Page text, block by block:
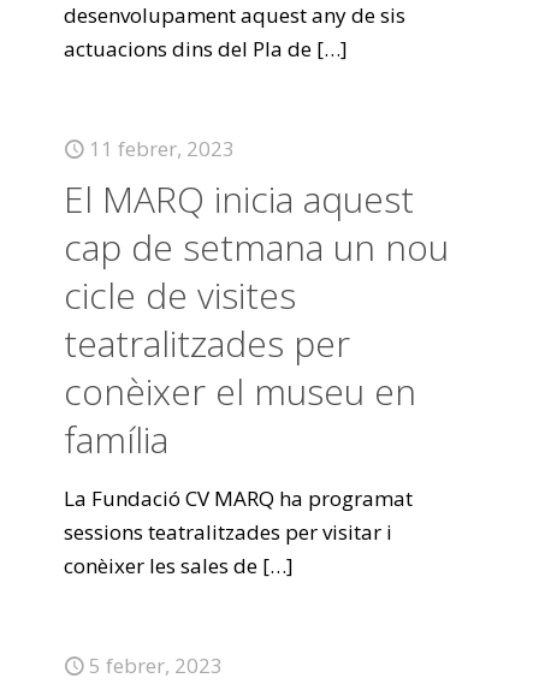
desenvolupament aquest any de sis
actuacions dins del Pla de […]
11 febrer, 2023
El MARQ inicia aquest
cap de setmana un nou
cicle de visites
teatralitzades per
conèixer el museu en
família
La Fundació CV MARQ ha programat
sessions teatralitzades per visitar i
conèixer les sales de […]
5 febrer, 2023